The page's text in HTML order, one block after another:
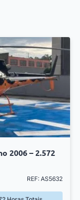
2006 – 2.572
REF: AS5632